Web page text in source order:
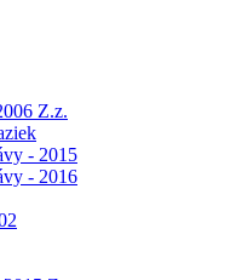
Z.z.
- 2015
- 2016